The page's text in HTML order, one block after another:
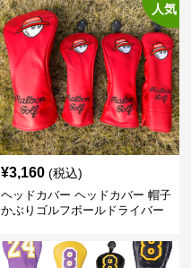
人気
¥3,160 (税込)
ヘッドカバー ヘッドカバー 帽子
かぶりゴルフボールドライバー